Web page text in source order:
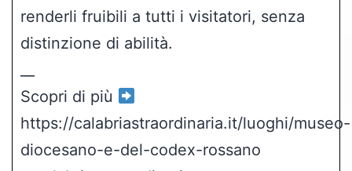
renderli fruibili a tutti i visitatori, senza
distinzione di abilità.
Scopri di più
https://calabriastraordinaria.it/luoghi/museo-
diocesano-e-del-codex-rossano